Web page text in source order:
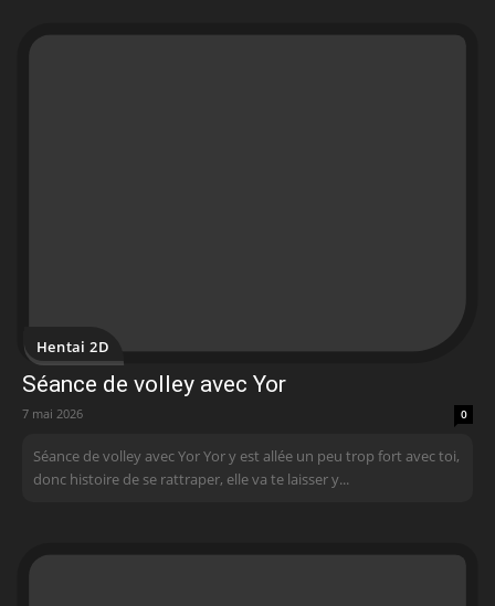
Hentai 2D
Séance de volley avec Yor
7 mai 2026 0
Séance de volley avec Yor Yor y est allée un peu trop fort avec toi,
donc histoire de se rattraper, elle va te laisser y...